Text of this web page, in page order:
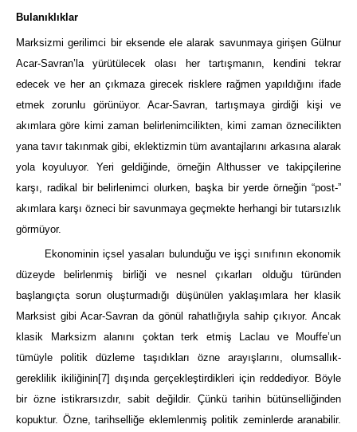
Bulanıklıklar
Marksizmi gerilimci bir eksende ele alarak savunmaya girişen Gülnur
Acar-Savran’la yürütülecek olası her tartışmanın, kendini tekrar
edecek ve her an çıkmaza girecek risklere rağmen yapıldığını ifade
etmek zorunlu görünüyor. Acar-Savran, tartışmaya girdiği kişi ve
akımlara göre kimi zaman belirlenimcilikten, kimi zaman öznecilikten
yana tavır takınmak gibi, eklektizmin tüm avantajlarını arkasına alarak
yola koyuluyor. Yeri geldiğinde, örneğin Althusser ve takipçilerine
karşı, radikal bir belirlenimci olurken, başka bir yerde örneğin “post-”
akımlara karşı özneci bir savunmaya geçmekte herhangi bir tutarsızlık
görmüyor.
Ekonominin içsel yasaları bulunduğu ve işçi sınıfının ekonomik
düzeyde belirlenmiş birliği ve nesnel çıkarları olduğu türünden
başlangıçta sorun oluşturmadığı düşünülen yaklaşımlara her klasik
Marksist gibi Acar-Savran da gönül rahatlığıyla sahip çıkıyor. Ancak
klasik Marksizm alanını çoktan terk etmiş Laclau ve Mouffe’un
tümüyle politik düzleme taşıdıkları özne arayışlarını, olumsallık-
gereklilik ikiliğinin[7] dışında gerçekleştirdikleri için reddediyor. Böyle
bir özne istikrarsızdır, sabit değildir. Çünkü tarihin bütünselliğinden
kopuktur. Özne, tarihselliğe eklemlenmiş politik zeminlerde aranabilir.